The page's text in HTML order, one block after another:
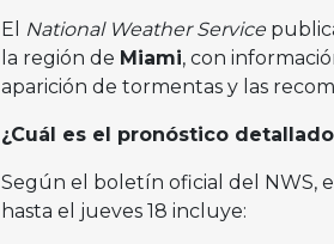
El National Weather Service
la región de Miami, con
aparición de tormentas y las
¿Cuál es el pronóstico
Según el boletín oficial del NWS,
hasta el jueves 18 incluye: